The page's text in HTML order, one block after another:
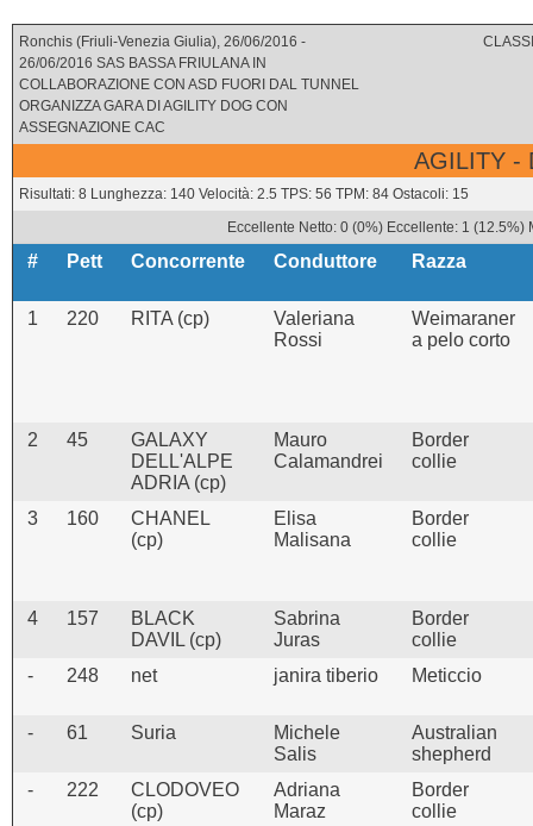
Ronchis (Friuli-Venezia Giulia), 26/06/2016 -
26/06/2016 SAS BASSA FRIULANA IN
COLLABORAZIONE CON ASD FUORI DAL TUNNEL
ORGANIZZA GARA DI AGILITY DOG CON
ASSEGNAZIONE CAC
AGILITY -
Risultati: 8 Lunghezza: 140 Velocità: 2.5 TPS: 56 TPM: 84 Ostacoli: 15
Eccellente Netto: 0 (0%) Eccellente: 1
# Pett Concorrente Conduttore Razza
1 220 RITA (cp)
Valeriana
Rossi
Weimaraner
a pelo corto
2 45
GALAXY
DELL'ALPE
ADRIA (cp)
Mauro
Calamandrei
Border
collie
3 160
CHANEL
(cp)
Elisa
Malisana
Border
collie
4 157
BLACK
DAVIL (cp)
Sabrina
Juras
Border
collie
-
248 net janira tiberio Meticcio
- 61 Suria
Michele
Salis
Australian
shepherd
-
222
CLODOVEO
(cp)
Adriana
Maraz
Border
collie